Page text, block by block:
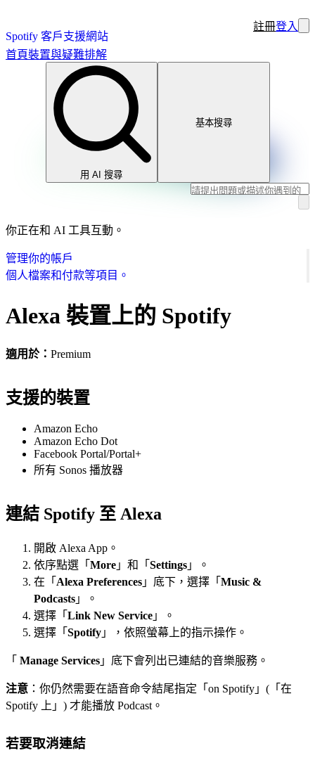
Spotify 客戶支援網站
註冊登入
首頁裝置與疑難排解
用 AI 搜尋
基本搜尋
你正在和 AI 工具互動。
管理你的帳戶
個人檔案和付款等項目。
Alexa 裝置上的 Spotify
適用於： Premium
支援的裝置
Amazon Echo
Amazon Echo Dot
Facebook Portal/Portal+
所有 Sonos 播放器
連結 Spotify 至 Alexa
開啟 Alexa App。
依序點選「 More 」和「 Settings 」。
在「 Alexa Preferences 」底下，選擇「 Music &
Podcasts 」。
選擇「 Link New Service 」。
選擇「 Spotify 」，依照螢幕上的指示操作。
「 Manage Services 」底下會列出已連結的音樂服務。
注意 ：你仍然需要在語音命令結尾指定「on Spotify」(「在
Spotify 上」) 才能播放 Podcast。
若要取消連結